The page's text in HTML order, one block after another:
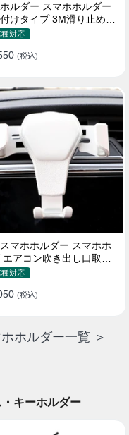
ルダー スマホホルダー
けタイプ 3M滑り止めシ
パッド 全機種
種対応
(税込)
マホホルダー スマホホ
エアコン吹き出し口取り
機種 可愛い アニメ
種対応
(税込)
ホルダー一覧 ＞
・キーホルダー